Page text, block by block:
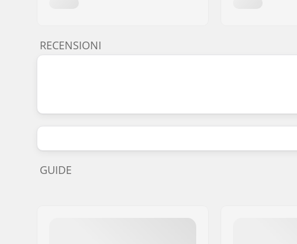
RECENSIONI
GUIDE